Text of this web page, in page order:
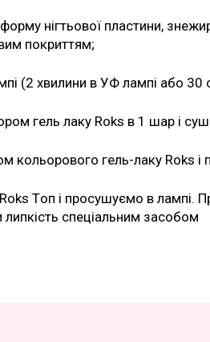
нігтьової пластини,
покриттям;
(2 хвилини в УФ лампі або
гель лаку Roks в 1 шар і
кольорового гель-лаку Roks
Tоп і просушуємо в лампі.
спеціальним засобом